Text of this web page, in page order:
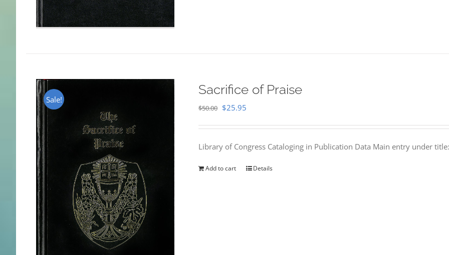
Sale!
Sacrifice of Praise
$50.00 Original
$50.00.
$25.95
$25.95.
Library of Congress Cataloging in Publication Data Main entry under
Add to cart Details